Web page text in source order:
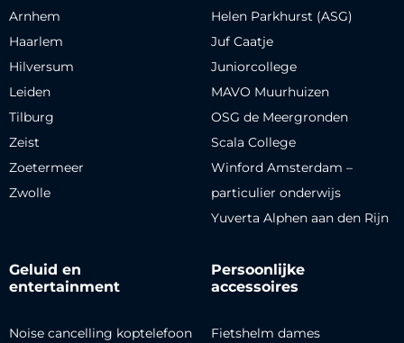
Arnhem
Haarlem
Hilversum
Leiden
Tilburg
Zeist
Zoetermeer
Zwolle
Helen Parkhurst (ASG)
Juf Caatje
Juniorcollege
MAVO Muurhuizen
OSG de Meergronden
Scala College
Winford Amsterdam –
particulier onderwijs
Yuverta Alphen aan den Rijn
Geluid en
entertainment
Noise cancelling koptelefoon
Persoonlijke
accessoires
Fietshelm dames